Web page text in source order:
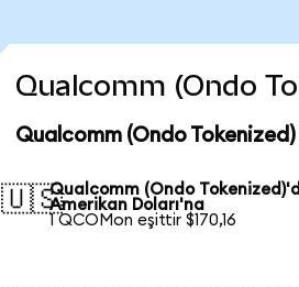
Qualcomm (Ondo
Qualcomm (Ondo
🇺🇸Qualcomm (Ondo
Amerikan Doları'na
1 QCOMon eşittir $170,16